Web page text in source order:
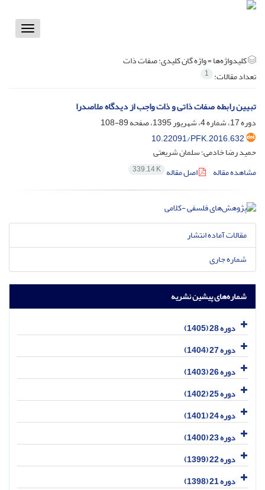
Toggle
کلیدواژه‌ها =واژه گان کلیدی: صفات ذات
تعداد مقالات: 1
تبیین رابطه صفات ذاتی و ذات واجب از دیدگاه ملاصدرا
دوره 17، شماره 4، شهریور 1395، صفحه
89-108
10.22091/PFK.2016.632
حمید رضا خادمی؛ سلمان شریعتی
مشاهده مقاله
اصل مقاله 339.14 K
مقالات آماده انتشار
شماره جاری
شماره‌های پیشین نشریه
دوره 28 (1405)
دوره 27 (1404)
دوره 26 (1403)
دوره 25 (1402)
دوره 24 (1401)
دوره 23 (1400)
دوره 22 (1399)
دوره 21 (1398)